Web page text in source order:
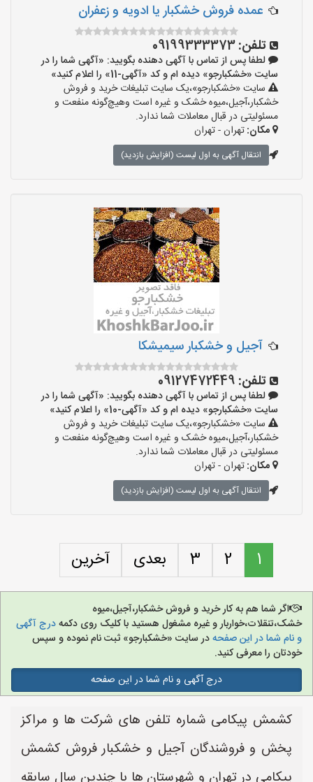
عمده فروش خشکبار یا ادویه و زعفران
تلفن:09199333373
لطفا پس از تماس با آگهی دهنده بگویید: «آگهی شما را در
سایت «خشکبارجو» دیده ام و کد «آگهی-11» را اعلام کنید»
سایت «خشکبارجو»،یک سایت تبلیغات خرید و فروش
خشکبار،آجیل،میوه خشک و غیره است وهیچ‌گونه منفعت و
مسئولیتی در قبال معاملات شما ندارد.
مکان:تهران - تهران
انتقال آگهی به اول لیست (افزایش بازدید)
آجیل و خشکبار سیمیشکا
تلفن: 09127472449
لطفا پس از تماس با آگهی دهنده بگویید: «آگهی شما را در
سایت «خشکبارجو» دیده ام و کد «آگهی-10» را اعلام کنید»
سایت «خشکبارجو»،یک سایت تبلیغات خرید و فروش
خشکبار،آجیل،میوه خشک و غیره است وهیچ‌گونه منفعت و
مسئولیتی در قبال معاملات شما ندارد.
مکان:تهران - تهران
انتقال آگهی به اول لیست (افزایش بازدید)
1
2
3 بعدی آخرین
اگر شما هم به کار خرید و فروش خشکبار،آجیل،میوه
خشک،تنقلات،خواربار و غیره مشغول هستید با کلیک روی دکمهدرج آگهی
و نام شما در این صفحهدر سایت «خشکبارجو» ثبت نام نموده و سپس
خودتان را معرفی کنید.
درج آگهی و نام شما در این صفحه
کشمش پیکامی شماره تلفن های شرکت ها و مراکز
پخش و فروشندگان آجیل و خشکبار فروش کشمش
پیکامی در تهران و شهرستان ها با چندین سال سابقه